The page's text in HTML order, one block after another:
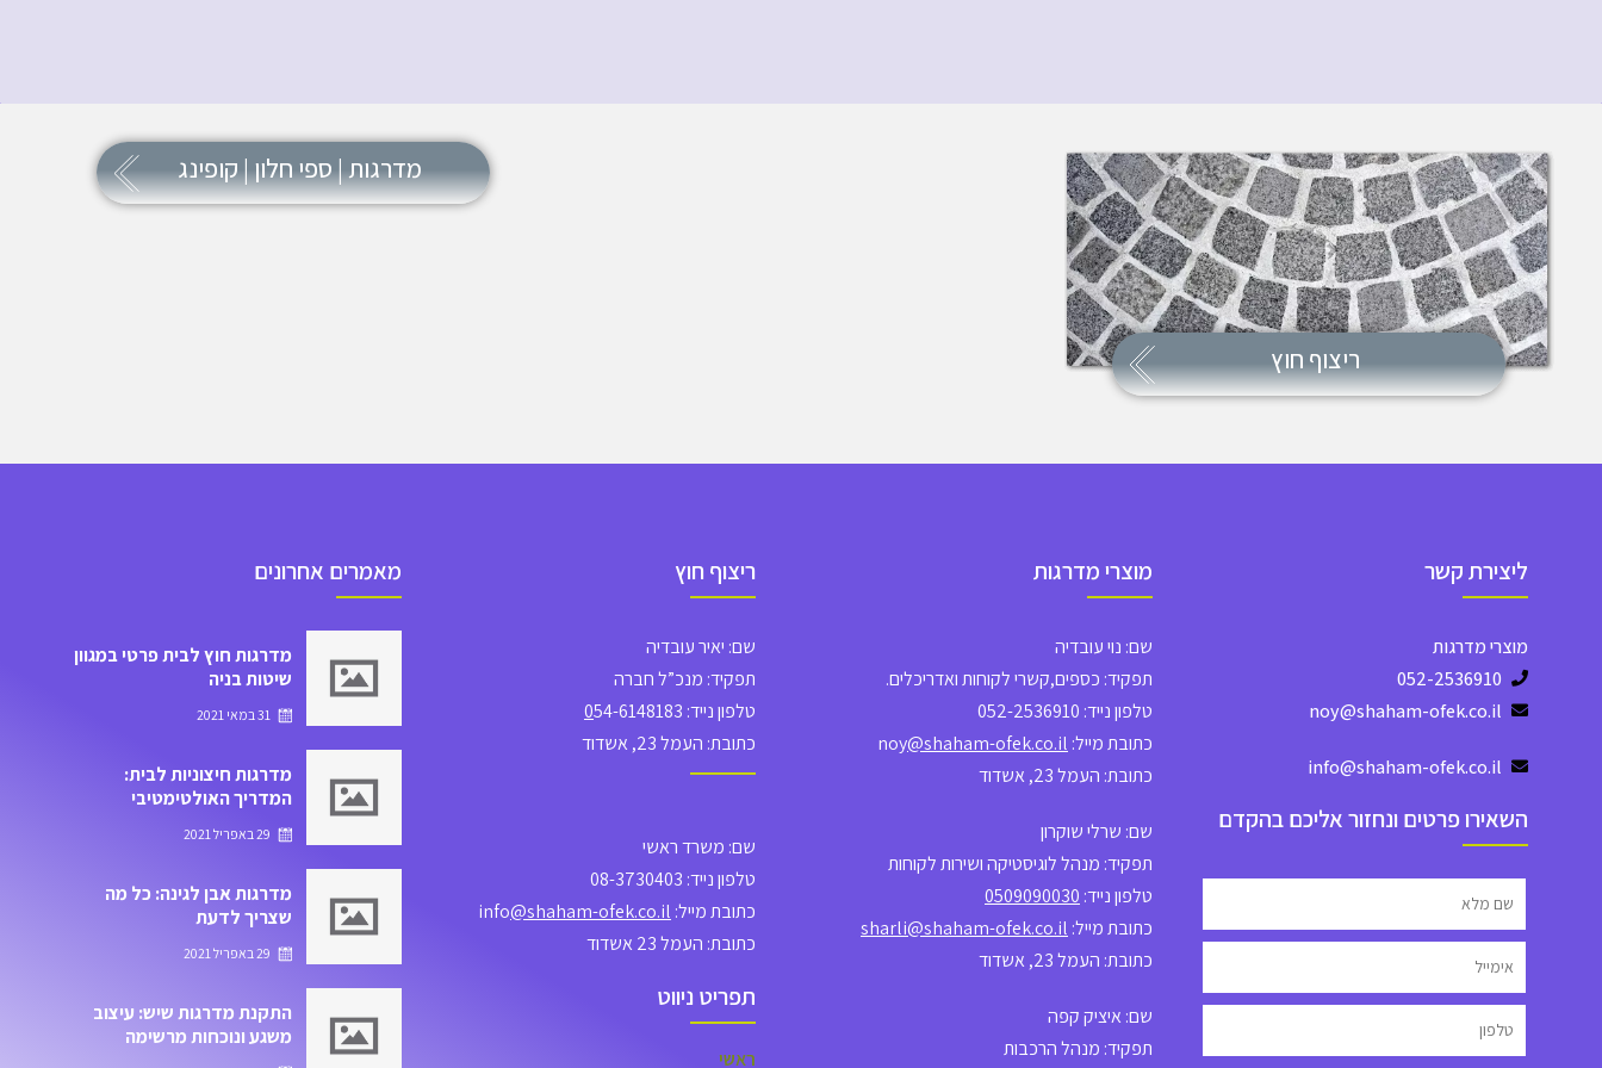
ריצוף חוץ
מדרגות | ספי חלון | קופינג
ליצירת קשר
מוצרי מדרגות
052-2536910
noy@shaham-ofek.co.il
info@shaham-ofek.co.il
השאירו פרטים ונחזור אליכם בהקדם
מוצרי מדרגות
שם: נוי עובדיה
תפקיד: כספים,קשרי לקוחות ואדריכלים.
טלפון נייד: 052-2536910
כתובת מייל: noy @shaham-ofek.co.il
כתובת: העמל 23, אשדוד
שם: שרלי שוקרון
תפקיד: מנהל לוגיסטיקה ושירות לקוחות
טלפון נייד: 0509090030
כתובת מייל: sharli@shaham-ofek.co.il
כתובת: העמל 23, אשדוד
שם: איציק קפה
תפקיד: מנהל הרכבות
ריצוף חוץ
שם: יאיר עובדיה
תפקיד: מנכ”ל חברה
טלפון נייד:
054-6148183
כתובת: העמל 23, אשדוד
שם: משרד ראשי
טלפון נייד: 08-3730403
כתובת מייל: info @shaham-ofek.co.il
כתובת: העמל 23 אשדוד
תפריט ניווט
ראשי
מאמרים אחרונים
מדרגות חוץ לבית פרטי במגוון
שיטות בניה
31 במאי 2021
מדרגות חיצוניות לבית:
המדריך האולטימטיבי
לבחירת המדרגות המתאימות
לשטח החיצוני של הבית
29 באפריל 2021
מדרגות אבן לגינה: כל מה
שצריך לדעת
29 באפריל 2021
התקנת מדרגות שיש: עיצוב
משגע ונוכחות מרשימה